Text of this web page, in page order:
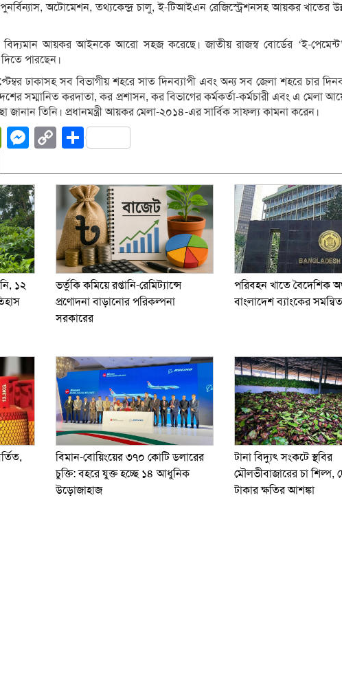
অটোমেশন, তথ্যকেন্দ্র চালু, ই-টিআইএন রেজিস্ট্রেশনসহ আয়কর খাতের
বিদ্যমান আয়কর আইনকে আরো সহজ করেছে। জাতীয় রাজস্ব বোর্ডের ‘ই-
পারছেন।
ঢাকাসহ সব বিভাগীয় শহরে সাত দিনব্যাপী এবং অন্য সব জেলা শহরে চার
সম্মানিত করদাতা, কর প্রশাসন, কর বিভাগের কর্মকর্তা-কর্মচারী এবং এ মেলা
জানান তিনি। প্রধানমন্ত্রী আয়কর মেলা-২০১৪-এর সার্বিক সাফল্য কামনা করেন।
PrintFriendly
Messenger
CopyShare
১২
ভর্তুকি কমিয়ে রপ্তানি-রেমিট্যান্সে
প্রণোদনা বাড়ানোর পরিকল্পনা
সরকারের
পরিবহন খাতে বৈদেশিক
বাংলাদেশ ব্যাংকের
বিমান-বোয়িংয়ের ৩৭০ কোটি ডলারের
চুক্তি: বহরে যুক্ত হচ্ছে ১৪ আধুনিক
উড়োজাহাজ
টানা বিদ্যুৎ সংকটে স্থবির
মৌলভীবাজারের চা শিল্প,
টাকার ক্ষতির আশঙ্কা